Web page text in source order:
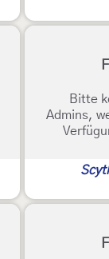
Bitte
Admins,